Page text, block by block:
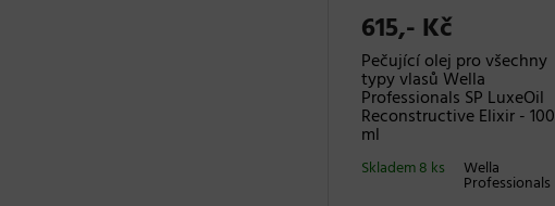
615,- Kč
Pečující olej pro všechny
typy vlasů Wella
Professionals SP LuxeOil
Reconstructive Elixir - 100
ml
Wella
Professionals
Skladem 8 ks